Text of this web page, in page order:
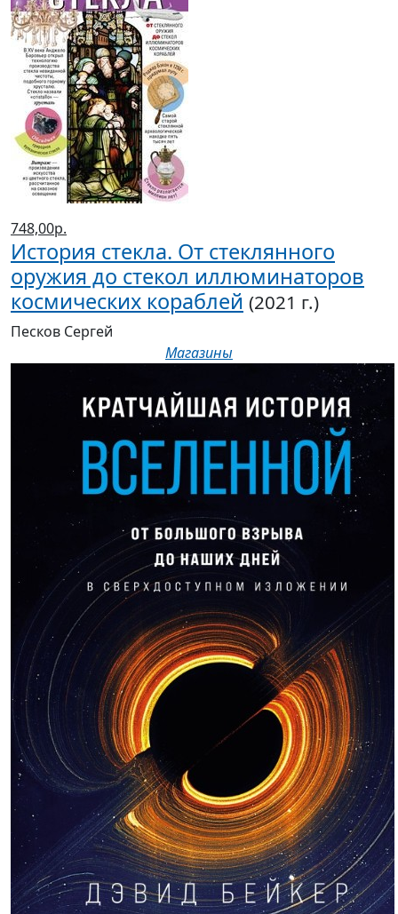
748,00р.
История стекла. От стеклянного
оружия до стекол иллюминаторов
космических кораблей (2021 г.)
Песков Сергей
Магазины